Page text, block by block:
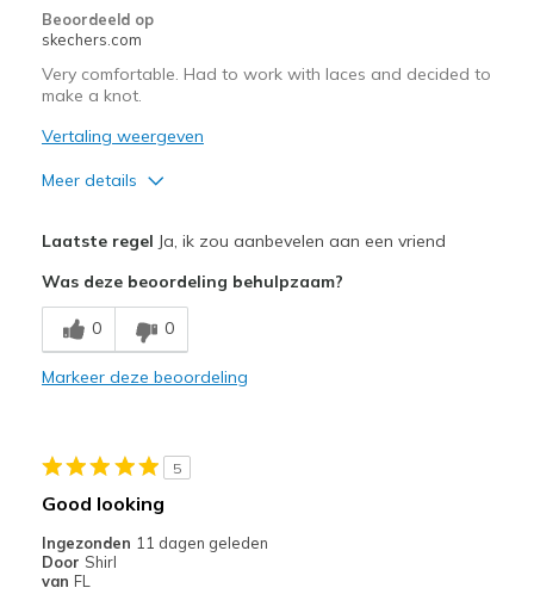
Width
Sizing
View On Shoes
I'm Into Shoes
Beoordeeld op
skechers.com
Very comfortable. Had to work with laces and decided to
make a knot.
Vertaling weergeven
Meer details
Comfortable
Durable
Casual Wear
Sizing
Laatste regel Ja, ik zou aanbevelen aan een vriend
Was deze beoordeling behulpzaam?
0 0
Markeer deze beoordeling
5
Good looking
Ingezonden 11 dagen geleden
Door Shirl
van FL